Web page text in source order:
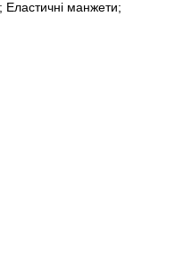
Еластичні манжети;